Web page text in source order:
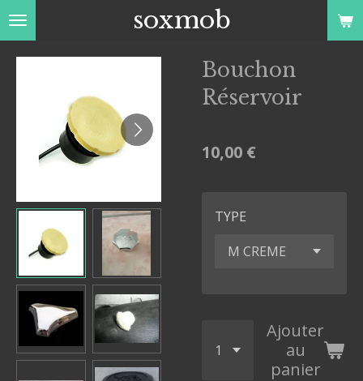
Passer
au
soxmob
Bouchon
Réservoir
10,00 €
TYPE
Ajouter
au
panier